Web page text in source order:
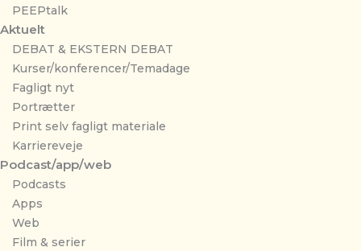
PEEPtalk
Aktuelt
DEBAT & EKSTERN DEBAT
Kurser/konferencer/Temadage
Fagligt nyt
Portrætter
Print selv fagligt materiale
Karriereveje
Podcast/app/web
Podcasts
Apps
Web
Film & serier